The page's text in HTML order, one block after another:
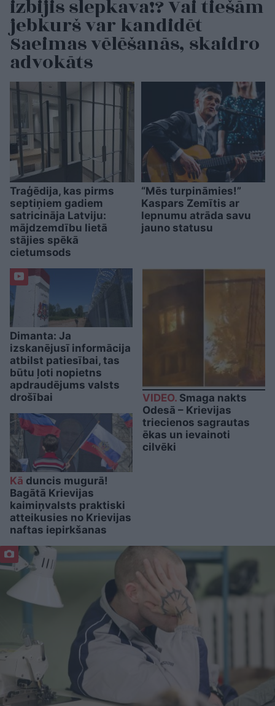
izbijis slepkava!? Vai tiešām
jebkurš var kandidēt
Saeimas vēlēšanās, skaidro
advokāts
Traģēdija, kas pirms
septiņiem gadiem
satricināja Latviju:
mājdzemdību lietā
stājies spēkā
cietumsods
“Mēs turpināmies!”
Kaspars Zemītis ar
lepnumu atrāda savu
jauno statusu
Dimanta: Ja
izskanējusī informācija
atbilst patiesībai, tas
būtu ļoti nopietns
apdraudējums valsts
drošībai
Kā duncis mugurā!
Bagātā Krievijas
kaimiņvalsts praktiski
atteikusies no Krievijas
naftas iepirkšanas
VIDEO. Smaga nakts
Odesā – Krievijas
triecienos sagrautas
ēkas un ievainoti
cilvēki